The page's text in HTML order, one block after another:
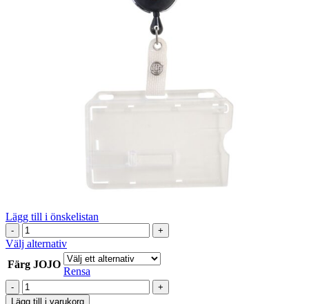
Lägg till i önskelistan
set
Korthållare
med
skjutreglage
och
JOJO
Välj alternativDen
här
produkten
har
flera
Färg JOJO
Rensa
set
Korthållare
Lägg till i varukorg